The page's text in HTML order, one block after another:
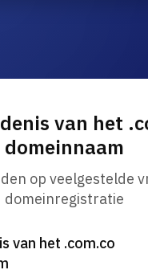
van het
domeinnaam
op veelgestelde
domeinregistratie
van het .com.co